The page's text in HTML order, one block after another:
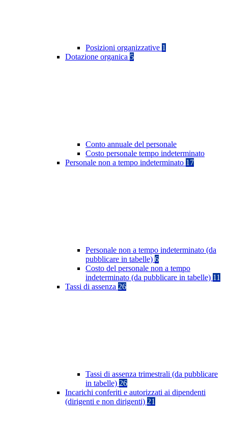
Posizioni organizzative 1
Dotazione organica 5
Conto annuale del personale
Costo personale tempo indeterminato
Personale non a tempo indeterminato 17
Personale non a tempo indeterminato (da
pubblicare in tabelle) 6
Costo del personale non a tempo
indeterminato (da pubblicare in tabelle) 11
Tassi di assenza 26
Tassi di assenza trimestrali (da pubblicare
in tabelle) 26
Incarichi conferiti e autorizzati ai dipendenti
(dirigenti e non dirigenti) 21